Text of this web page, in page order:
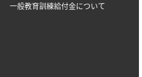
一般教育訓練給付金について